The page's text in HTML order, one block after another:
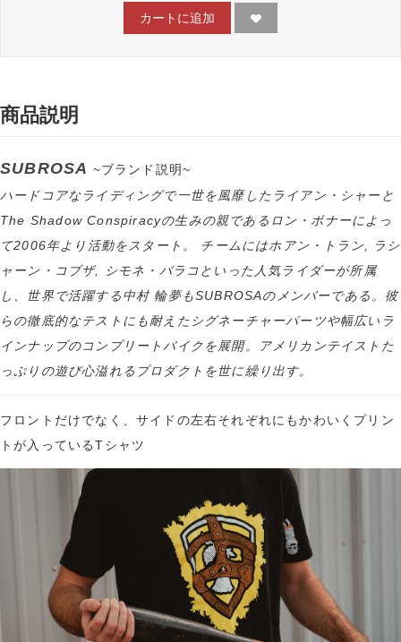
カートに追加
商品説明
SUBROSA ~ブランド説明~
ハードコアなライディングで一世を風靡したライアン・シャーと
The Shadow Conspiracyの生みの親であるロン・ボナーによっ
て2006年より活動をスタート。 チームにはホアン・トラン, ラシ
ャーン・コブザ, シモネ・バラコといった人気ライダーが所属
し、世界で活躍する中村 輪夢もSUBROSAのメンバーである。彼
らの徹底的なテストにも耐えたシグネーチャーパーツや幅広いラ
インナップのコンプリートバイクを展開。アメリカンテイストた
っぷりの遊び心溢れるプロダクトを世に繰り出す。
フロントだけでなく、サイドの左右それぞれにもかわいくプリン
トが入っているTシャツ